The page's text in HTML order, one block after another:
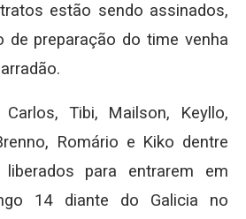
estão sendo assinados,
de preparação do time venha
Tibi, Mailson, Keyllo,
Romário e Kiko dentre
para entrarem em
14 diante do Galicia no